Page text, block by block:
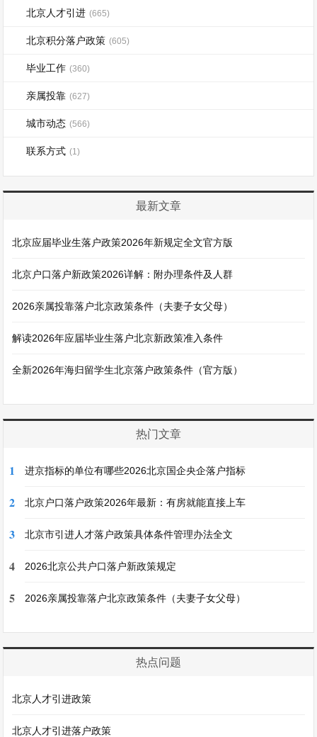
北京人才引进 (665)
北京积分落户政策 (605)
毕业工作 (360)
亲属投靠 (627)
城市动态 (566)
联系方式 (1)
最新文章
北京应届毕业生落户政策2026年新规定全文官方版
北京户口落户新政策2026详解：附办理条件及人群
2026亲属投靠落户北京政策条件（夫妻子女父母）
解读2026年应届毕业生落户北京新政策准入条件
全新2026年海归留学生北京落户政策条件（官方版）
热门文章
1 进京指标的单位有哪些2026北京国企央企落户指标
2 北京户口落户政策2026年最新：有房就能直接上车
3 北京市引进人才落户政策具体条件管理办法全文
4 2026北京公共户口落户新政策规定
5 2026亲属投靠落户北京政策条件（夫妻子女父母）
热点问题
北京人才引进政策
北京人才引进落户政策